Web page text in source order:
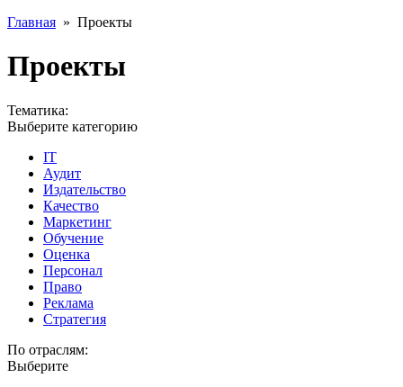
Главная » Проекты
Проекты
Тематика:
Выберите категорию
IT
Аудит
Издательство
Качество
Маркетинг
Обучение
Оценка
Персонал
Право
Реклама
Стратегия
По отраслям:
Выберите